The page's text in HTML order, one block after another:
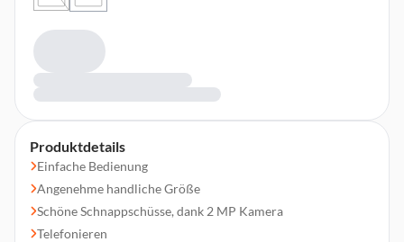
Produktdetails
Einfache Bedienung
Angenehme handliche Größe
Schöne Schnappschüsse, dank 2 MP Kamera
Telefonieren